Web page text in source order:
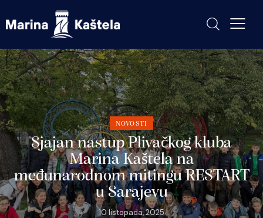
NOVOSTI
Sjajan nastup Plivačkog kluba
Marina Kaštela na
međunarodnom mitingu RESTART
u Sarajevu
10 listopada, 2025